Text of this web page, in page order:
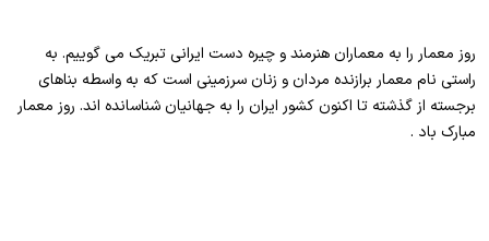
روز معمار را به معماران هنرمند و چیره دست ایرانی تبریک می گوییم. به
راستی نام معمار برازنده مردان و زنان سرزمینی است که به واسطه بناهای
برجسته از گذشته تا اکنون کشور ایران را به جهانیان شناسانده اند. روز معمار
مبارک باد .